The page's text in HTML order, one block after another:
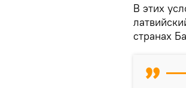
В этих
странах